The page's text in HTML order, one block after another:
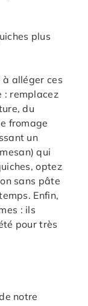
plus
alléger ces
: remplacez
du
fromage
un
qui
optez
sans pâte
Enfin,
: ils
pour très
notre